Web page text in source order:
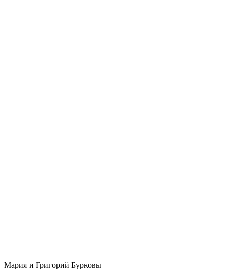
Мария и Григорий Бурковы